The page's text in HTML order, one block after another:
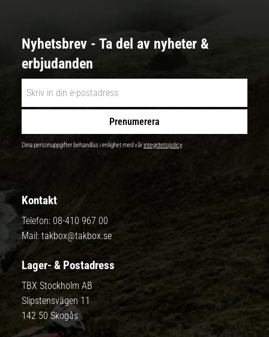
Nyhetsbrev - Ta del av nyheter &
erbjudanden
Prenumerera
Dina personuppgifter behandlas i enlighet med vårintegritetspolicy.
Kontakt
Telefon: 08-410 967 00
Mail: takbox@takbox.se
Lager- & Postadress
TBX Stockholm AB
Slipstensvägen 11
142 50 Skogås